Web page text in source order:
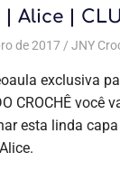
,Caminhos e
Alice |
de 2017 JNY
exclusiva
CROCHÊ você
esta linda